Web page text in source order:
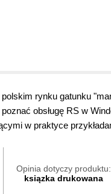
rynku gatunku
obsługę RS w
w praktyce
Opinia dotyczy produktu:
ksiązka drukowana